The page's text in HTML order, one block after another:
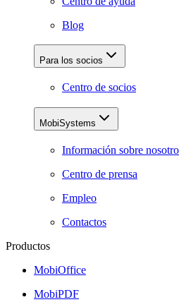
Blog
Para los socios
Centro de socios
MobiSystems
Información sobre
Centro de prensa
Empleo
Contactos
Productos
MobiOffice
MobiPDF